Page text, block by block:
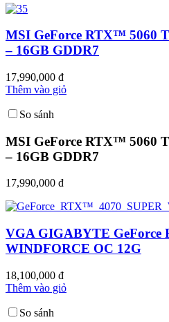
MSI GeForce RTX™ 5060
– 16GB GDDR7
17,990,000 đ
Thêm vào giỏ
So sánh
MSI GeForce RTX™ 5060
– 16GB GDDR7
17,990,000 đ
VGA GIGABYTE GeForce
WINDFORCE OC 12G
18,100,000 đ
Thêm vào giỏ
So sánh